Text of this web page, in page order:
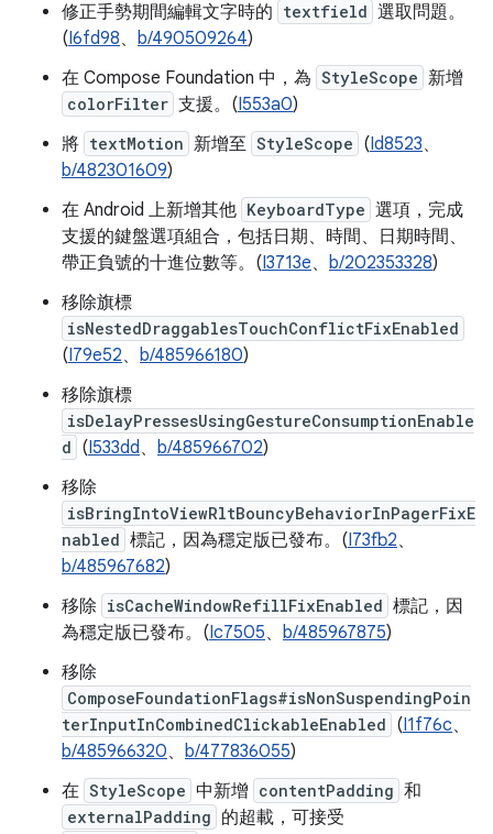
修正手勢期間編輯文字時的 textfield 選取問題。
(I6fd98、 b/490509264)
在 Compose Foundation 中，為 StyleScope 新增
colorFilter 支援。(I553a0)
將 textMotion 新增至 StyleScope (Id8523、
b/482301609)
在 Android 上新增其他 KeyboardType 選項，完成
支援的鍵盤選項組合，包括日期、時間、日期時間、
帶正負號的十進位數等。(I3713e、 b/202353328)
移除旗標
isNestedDraggablesTouchConflictFixEnabled
(I79e52、 b/485966180)
移除旗標
isDelayPressesUsingGestureConsumptionEnable
d (I533dd、 b/485966702)
移除
isBringIntoViewRltBouncyBehaviorInPagerFixE
nabled 標記，因為穩定版已發布。(I73fb2、
b/485967682)
移除 isCacheWindowRefillFixEnabled 標記，因
為穩定版已發布。(Ic7505、 b/485967875)
移除
ComposeFoundationFlags#isNonSuspendingPoin
terInputInCombinedClickableEnabled (I1f76c、
b/485966320、 b/477836055)
在 StyleScope 中新增 contentPadding 和
externalPadding 的超載，可接受